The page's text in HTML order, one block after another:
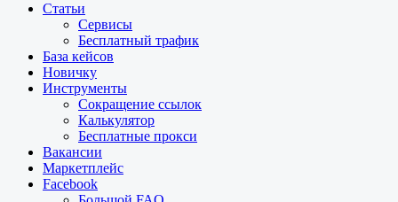
Статьи
Сервисы
Бесплатный трафик
База кейсов
Новичку
Инструменты
Сокращение ссылок
Калькулятор
Бесплатные прокси
Вакансии
Маркетплейс
Facebook